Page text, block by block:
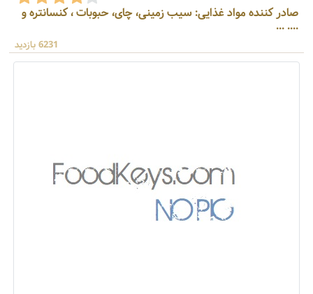
صادر کننده مواد غذایی: سیب زمینی، چای، حبوبات ، کنسانتره و
.... ...
6231 بازدید